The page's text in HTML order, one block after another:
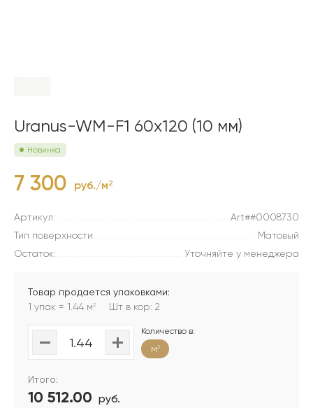
Uranus-WM-F1 60x120 (10 мм)
Новинка
7 300 руб./м2
Артикул:
Art##0008730
Тип поверхности:
Матовый
Остаток:
Уточняйте у менеджера
Товар продается упаковками:
1 упак = 1.44 м2 Шт в кор: 2
Количество в:
м2
Итого:
10 512.00 руб.